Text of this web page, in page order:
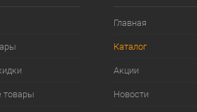
товары
Главная
Каталог
Акции
Новости